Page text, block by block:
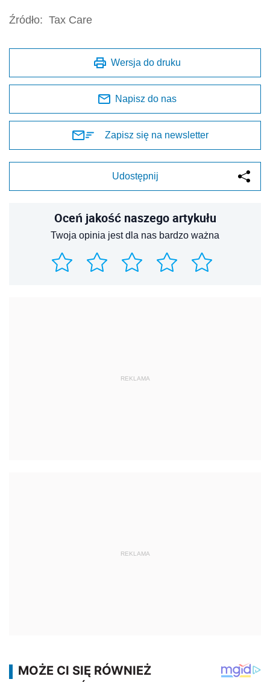
Źródło: Tax Care
Wersja do druku
Napisz do nas
Zapisz się na newsletter
Udostępnij
Oceń jakość naszego artykułu
Twoja opinia jest dla nas bardzo ważna
REKLAMA
REKLAMA